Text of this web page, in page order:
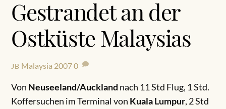
Gestrandet an der
Ostküste Malaysias
JB Malaysia 20070
Von Neuseeland/Auckland nach 11 Std Flug, 1 Std.
Koffersuchen im Terminal von Kuala Lumpur, 2 Std